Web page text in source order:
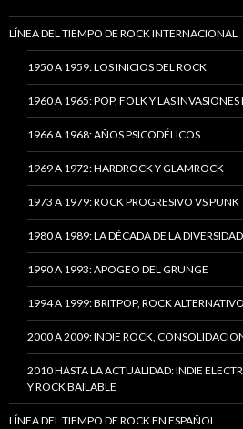
LÍNEA DEL TIEMPO DE ROCK INTERNACIONAL
1950 A 1959: LOS INICIOS DEL ROCK
1960 A 1965: POP, FOLK Y LAS INVASIONES
1966 A 1968: AÑOS PSICODÉLICOS
1969 A 1972: HARDROCK Y GLAMROCK
1973 A 1979: ROCK PROGRESIVO VS PUNK
1980 A 1989: LA DÉCADA DE LA
1990 A 1993: APOGEO DEL GRUNGE
1994 A 1999: BRITPOP, ROCK
2000 A 2009: INDIE ROCK,
2010 HASTA LA ACTUALIDAD: INDIE
Y ROCK BAILABLE
LÍNEA DEL TIEMPO DE ROCK EN ESPAÑOL